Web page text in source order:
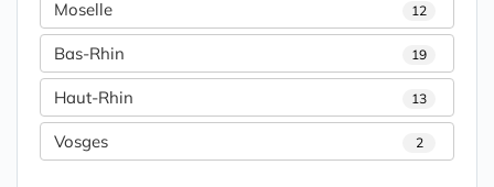
Moselle 12
Bas-Rhin 19
Haut-Rhin 13
Vosges 2